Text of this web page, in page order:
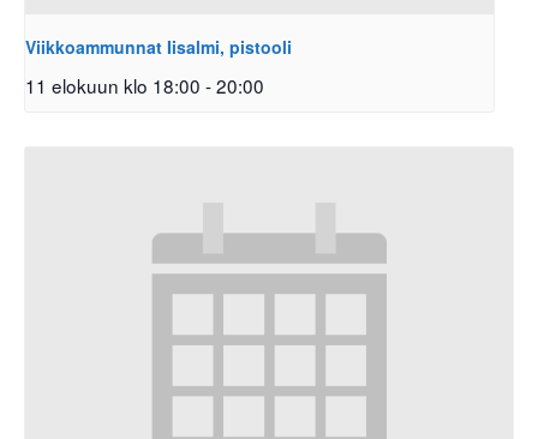
Viikkoammunnat Iisalmi, pistooli
11 elokuun klo 18:00 -20:00